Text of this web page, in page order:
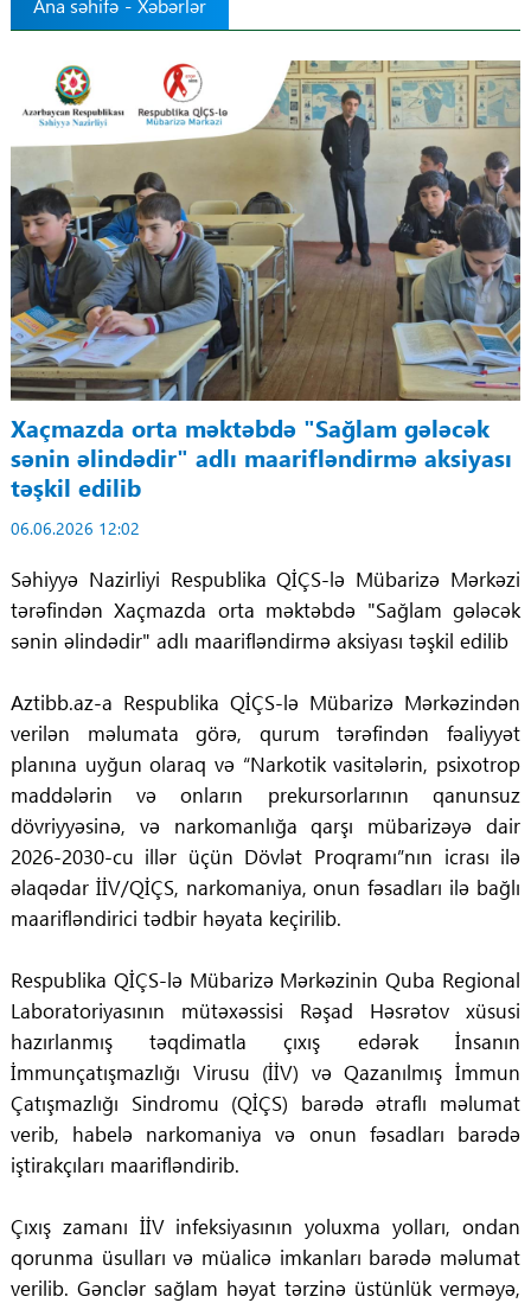
Ana səhifə - Xəbərlər
Xaçmazda orta məktəbdə "Sağlam gələcək
sənin əlindədir" adlı maarifləndirmə aksiyası
təşkil edilib
06.06.2026 12:02
Səhiyyə Nazirliyi Respublika QİÇS-lə Mübarizə Mərkəzi
tərəfindən Xaçmazda orta məktəbdə "Sağlam gələcək
sənin əlindədir" adlı maarifləndirmə aksiyası təşkil edilib
Aztibb.az-a Respublika QİÇS-lə Mübarizə Mərkəzindən
verilən məlumata görə, qurum tərəfindən fəaliyyət
planına uyğun olaraq və “Narkotik vasitələrin, psixotrop
maddələrin və onların prekursorlarının qanunsuz
dövriyyəsinə, və narkomanlığa qarşı mübarizəyə dair
2026-2030-cu illər üçün Dövlət Proqramı”nın icrası ilə
əlaqədar İİV/QİÇS, narkomaniya, onun fəsadları ilə bağlı
maarifləndirici tədbir həyata keçirilib.
Respublika QİÇS-lə Mübarizə Mərkəzinin Quba Regional
Laboratoriyasının mütəxəssisi Rəşad Həsrətov xüsusi
hazırlanmış təqdimatla çıxış edərək İnsanın
İmmunçatışmazlığı Virusu (İİV) və Qazanılmış İmmun
Çatışmazlığı Sindromu (QİÇS) barədə ətraflı məlumat
verib, habelə narkomaniya və onun fəsadları barədə
iştirakçıları maarifləndirib.
Çıxış zamanı İİV infeksiyasının yoluxma yolları, ondan
qorunma üsulları və müalicə imkanları barədə məlumat
verilib. Gənclər sağlam həyat tərzinə üstünlük verməyə,
Regionlar
Gündəm
Tibbi maarifləndirmə
Mühüm hadisələr
COVID-19
ÜST